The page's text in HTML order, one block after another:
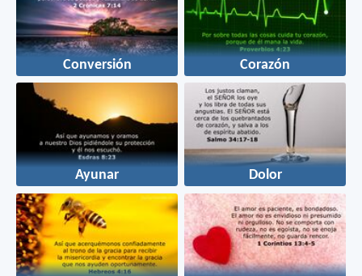
Conversión Corazón
Ayunar Dolor